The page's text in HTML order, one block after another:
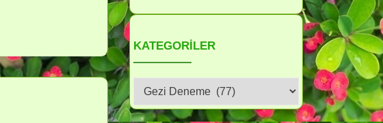
KATEGORILER
Kategoriler